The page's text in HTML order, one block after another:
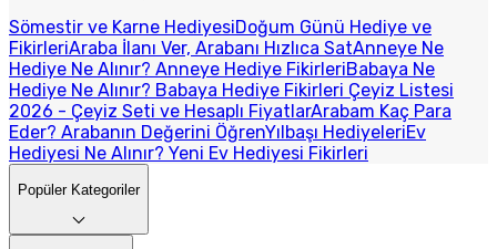
Sömestir ve Karne HediyesiDoğum Günü Hediye ve
FikirleriAraba İlanı Ver, Arabanı Hızlıca SatAnneye Ne
Hediye Ne Alınır? Anneye Hediye FikirleriBabaya Ne
Hediye Ne Alınır? Babaya Hediye Fikirleri Çeyiz Listesi
2026 - Çeyiz Seti ve Hesaplı FiyatlarArabam Kaç Para
Eder? Arabanın Değerini ÖğrenYılbaşı HediyeleriEv
Hediyesi Ne Alınır? Yeni Ev Hediyesi Fikirleri
Popüler Kategoriler